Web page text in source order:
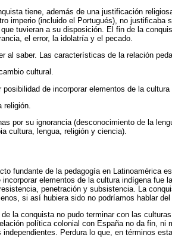
tiene, además de una justificación
imperio (incluido el Portugués), no justificaba
tuvieran a su disposición. El fin de la
el error, la idolatría y el pecado.
al saber. Las características de la relación
cultural.
de incorporar elementos de la cultura
religión.
por su ignorancia (desconocimiento de la
cultura, lengua, religión y ciencia).
fundante de la pedagogía en Latinoamérica
elementos de la cultura indígena fue
penetración y subsistencia. La
si así hubiera sido no podríamos hablar
la conquista no pudo terminar con las
política colonial con España no da fin, ni
Perdura lo que, en términos